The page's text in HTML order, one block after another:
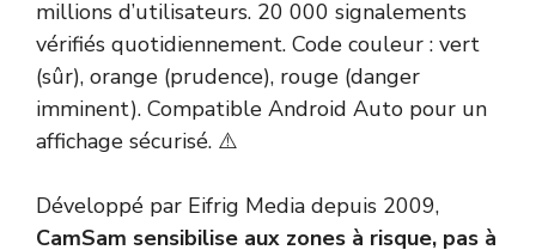
millions d’utilisateurs. 20 000 signalements
vérifiés quotidiennement. Code couleur : vert
(sûr), orange (prudence), rouge (danger
imminent). Compatible Android Auto pour un
affichage sécurisé. ⚠️
Développé par Eifrig Media depuis 2009,
CamSam sensibilise aux zones à risque, pas à